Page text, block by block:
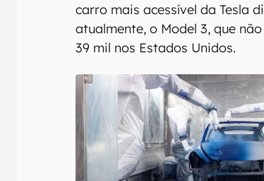
carro mais acessível da Tesla
atualmente, o Model 3, que
39 mil nos Estados Unidos.